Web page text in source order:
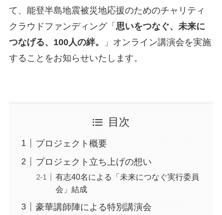
て、能登半島地震被災地応援のためのチャリティ
クラウドファンディング「 思いをつなぐ、未来に
つなげる、100人の絆。
」オンライン講演会を実施
することをお知らせいたします。
目次
プロジェクト概要
プロジェクト立ち上げの想い
有志40名による「未来につなぐ実行委員
会」結成
豪華講師陣による特別講演会